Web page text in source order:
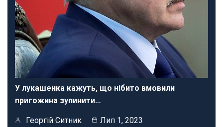
У лукашенка кажуть, що нібито вмовили
пригожина зупинити…
Георгій Ситник Лип 1, 2023